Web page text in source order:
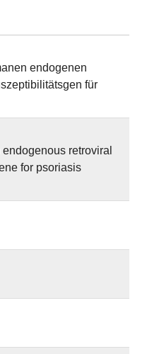
endogenen
für
retroviral
for psoriasis